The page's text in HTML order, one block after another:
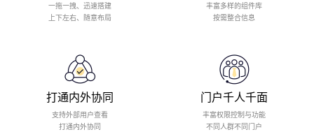
一拖一拽、迅速搭建
上下左右、随意布局
丰富多样的组件库
按需整合信息
打通内外协同
支持外部用户查看
打通内外协同
门户千人千面
丰富权限控制与功能
不同人群不同门户